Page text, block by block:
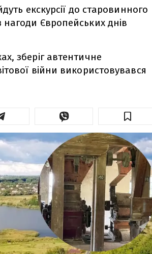
екскурсії до старовинного
нагоди Європейських днів
зберіг автентичне
війни використовувався